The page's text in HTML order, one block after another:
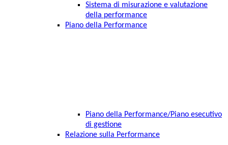
Sistema di misurazione e valutazione
della performance
Piano della Performance
Piano della Performance/Piano esecutivo
di gestione
Relazione sulla Performance